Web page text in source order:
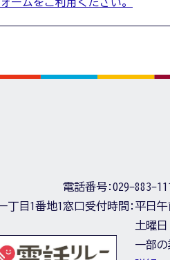
ームをご利用ください。
丁目1番地1
電話番号:029-883-
窓口受付時間:平日午
土曜
一部